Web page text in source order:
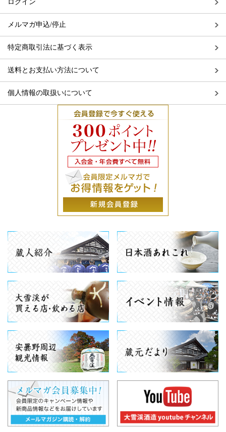
ログイン
メルマガ申込/停止
特定商取引法に基づく表示
送料とお支払い方法について
個人情報の取扱いについて